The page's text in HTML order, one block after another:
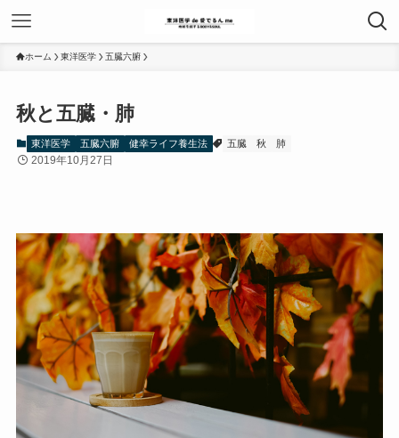
ホーム 東洋医学 五臓六腑
秋と五臓・肺
東洋医学 五臓六腑 健幸ライフ養生法 五臓 秋 肺
2019年10月27日